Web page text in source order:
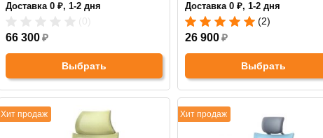
Материал спинки:сетка
Доставка 0 ₽, 1-2 дня
66 300₽
Выбрать
Материал спинки:ткань
Регулировка высоты:
Крестовина:пластиковая
Доставка 0 ₽, 1-2 дня
(2)
26 900₽
Выбрать
Хит продаж Хит продаж